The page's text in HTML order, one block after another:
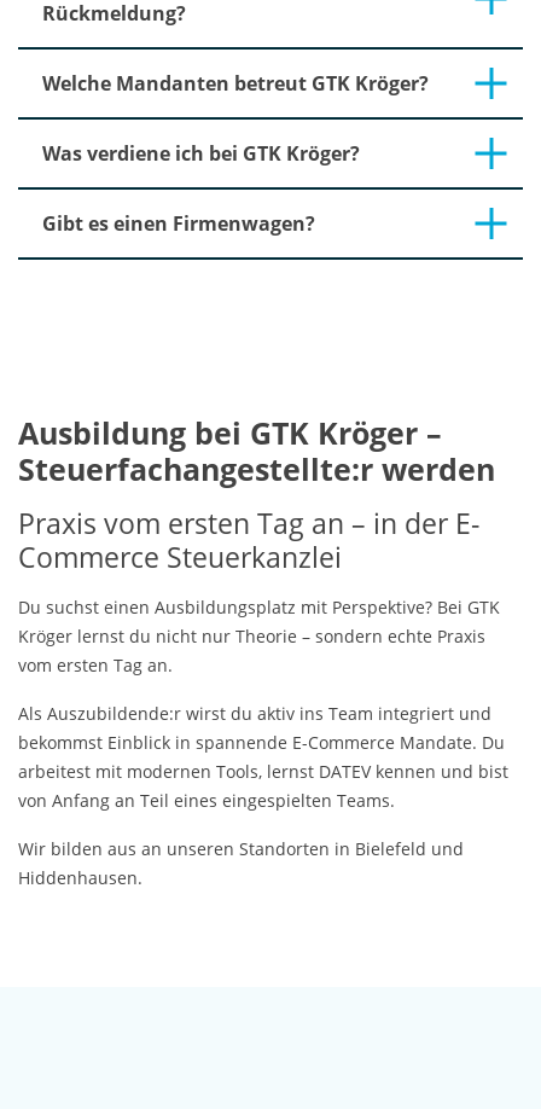
Rückmeldung?
Welche Mandanten betreut GTK Kröger?
Was verdiene ich bei GTK Kröger?
Gibt es einen Firmenwagen?
Ausbildung bei GTK Kröger –
Steuerfachangestellte:r werden
Praxis vom ersten Tag an – in der E-
Commerce Steuerkanzlei
Du suchst einen Ausbildungsplatz mit Perspektive? Bei GTK
Kröger lernst du nicht nur Theorie – sondern echte Praxis
vom ersten Tag an.
Als Auszubildende:r wirst du aktiv ins Team integriert und
bekommst Einblick in spannende E-Commerce Mandate. Du
arbeitest mit modernen Tools, lernst DATEV kennen und bist
von Anfang an Teil eines eingespielten Teams.
Wir bilden aus an unseren Standorten in Bielefeld und
Hiddenhausen.